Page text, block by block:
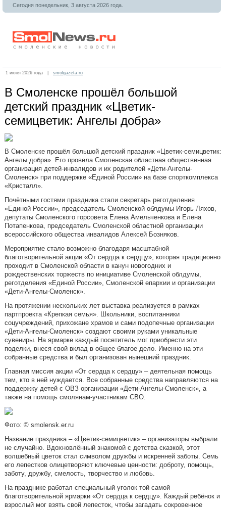
Сегодня понедельник, 3 августа 2026 года.
1 июня 2026 года | smolgazeta.ru
В Смоленске прошёл большой
детский праздник «Цветик-
семицветик: Ангелы добра»
В Смоленске прошёл большой детский праздник «Цветик-семицветик:
Ангелы добра». Его провела Смоленская областная общественная
организация детей-инвалидов и их родителей «Дети-Ангелы-
Смоленск» при поддержке «Единой России» на базе спорткомплекса
«Кристалл».
Почётными гостями праздника стали секретарь реготделения
«Единой России», председатель Смоленской облдумы Игорь Ляхов,
депутаты Смоленского горсовета Елена Амельченкова и Елена
Потапенкова, председатель Смоленской областной организации
всероссийского общества инвалидов Алексей Бозняков.
Мероприятие стало возможно благодаря масштабной
благотворительной акции «От сердца к сердцу», которая традиционно
проходит в Смоленской области в канун новогодних и
рождественских торжеств по инициативе Смоленской облдумы,
реготделения «Единой России», Смоленской епархии и организации
«Дети-Ангелы-Смоленск».
На протяжении нескольких лет выставка реализуется в рамках
партпроекта «Крепкая семья». Школьники, воспитанники
соцучреждений, прихожане храмов и сами подопечные организации
«Дети-Ангелы-Смоленск» создают своими руками уникальные
сувениры. На ярмарке каждый посетитель мог приобрести эти
поделки, внеся свой вклад в общее благое дело. Именно на эти
собранные средства и был организован нынешний праздник.
Главная миссия акции «От сердца к сердцу» – деятельная помощь
тем, кто в ней нуждается. Все собранные средства направляются на
поддержку детей с ОВЗ организации «Дети-Ангелы-Смоленск», а
также на помощь смолянам-участникам СВО.
Фото: © smolensk.er.ru
Название праздника – «Цветик-семицветик» – организаторы выбрали
не случайно. Вдохновлённый знакомой с детства сказкой, этот
волшебный цветок стал символом дружбы и искренней заботы. Семь
его лепестков олицетворяют ключевые ценности: доброту, помощь,
заботу, дружбу, смелость, творчество и любовь.
На празднике работал специальный уголок той самой
благотворительной ярмарки «От сердца к сердцу». Каждый ребёнок и
взрослый мог взять свой лепесток, чтобы загадать сокровенное